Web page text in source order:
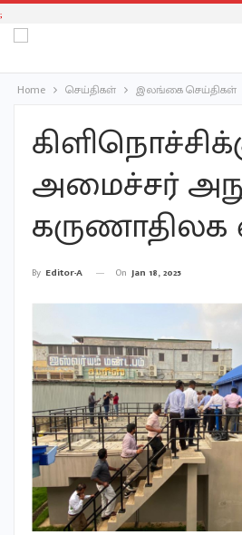
;
Home செய்திகள் இலங்கை செய்திகள்
அமைச்சர்
கருணாதிலக
By Editor-A On Jan 18, 2025